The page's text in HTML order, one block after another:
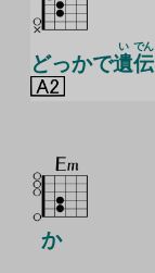
どっかで遺
い
伝
でん
か